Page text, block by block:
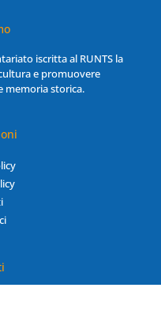
iscritta al RUNTS la
e promuovere
memoria storica.